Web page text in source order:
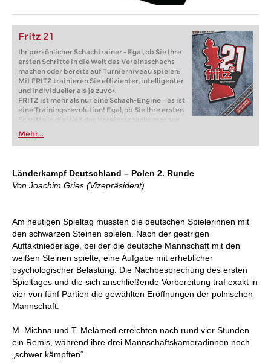
Fritz 21
Ihr persönlicher Schachtrainer - Egal, ob Sie Ihre
ersten Schritte in die Welt des Vereinsschachs
machen oder bereits auf Turnierniveau spielen:
Mit FRITZ trainieren Sie effizienter, intelligenter
und individueller als je zuvor.
FRITZ ist mehr als nur eine Schach-Engine – es ist
eine Trainingsrevolution! Egal, ob Sie Ihre ersten
Schritte in die Welt des Vereinsschachs machen
oder bereits auf Turnierniveau spielen: Mit
FRITZ trainieren Sie effizienter, intelligenter und
individueller als je zuvor.
Mehr...
Länderkampf Deutschland – Polen 2. Runde
Von Joachim Gries (Vizepräsident)
Am heutigen Spieltag mussten die deutschen Spielerinnen mit
den schwarzen Steinen spielen. Nach der gestrigen
Auftaktniederlage, bei der die deutsche Mannschaft mit den
weißen Steinen spielte, eine Aufgabe mit erheblicher
psychologischer Belastung. Die Nachbesprechung des ersten
Spieltages und die sich anschließende Vorbereitung traf exakt in
vier von fünf Partien die gewählten Eröffnungen der polnischen
Mannschaft.
M. Michna und T. Melamed erreichten nach rund vier Stunden
ein Remis, während ihre drei Mannschaftskameradinnen noch
„schwer kämpften“.